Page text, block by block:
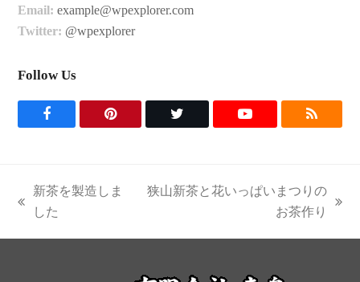
Email: example@wpexplorer.com
Twitter: @wpexplorer
Follow Us
F
c
e
b
P
n
e
T
i
t
Y
u
R
previous
新茶を製造しま
した
狭山新茶と花いっぱいまつりの
お茶作り